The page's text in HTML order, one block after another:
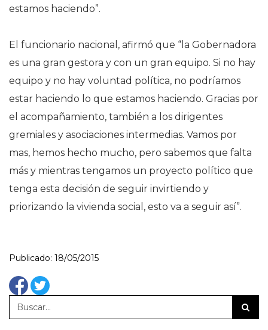
estamos haciendo”.
El funcionario nacional, afirmó que “la Gobernadora
es una gran gestora y con un gran equipo. Si no hay
equipo y no hay voluntad política, no podríamos
estar haciendo lo que estamos haciendo. Gracias por
el acompañamiento, también a los dirigentes
gremiales y asociaciones intermedias. Vamos por
mas, hemos hecho mucho, pero sabemos que falta
más y mientras tengamos un proyecto político que
tenga esta decisión de seguir invirtiendo y
priorizando la vivienda social, esto va a seguir así”.
Publicado: 18/05/2015